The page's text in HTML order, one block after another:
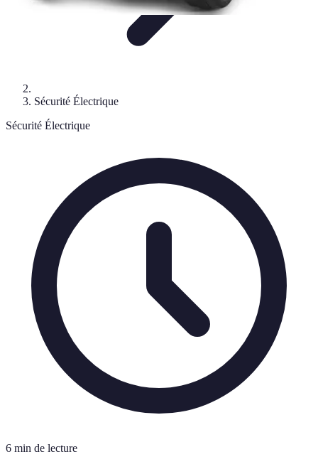
Sécurité Électrique
Sécurité Électrique
6 min de lecture